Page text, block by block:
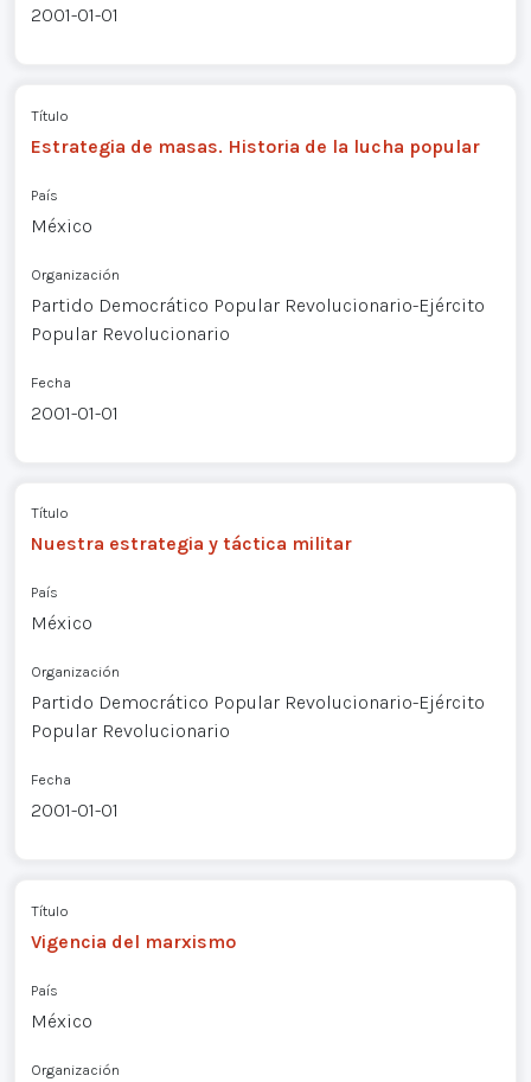
2001-01-01
Título
Estrategia de masas. Historia de la lucha popular
País
México
Organización
Partido Democrático Popular Revolucionario-Ejército
Popular Revolucionario
Fecha
2001-01-01
Título
Nuestra estrategia y táctica militar
País
México
Organización
Partido Democrático Popular Revolucionario-Ejército
Popular Revolucionario
Fecha
2001-01-01
Título
Vigencia del marxismo
País
México
Organización